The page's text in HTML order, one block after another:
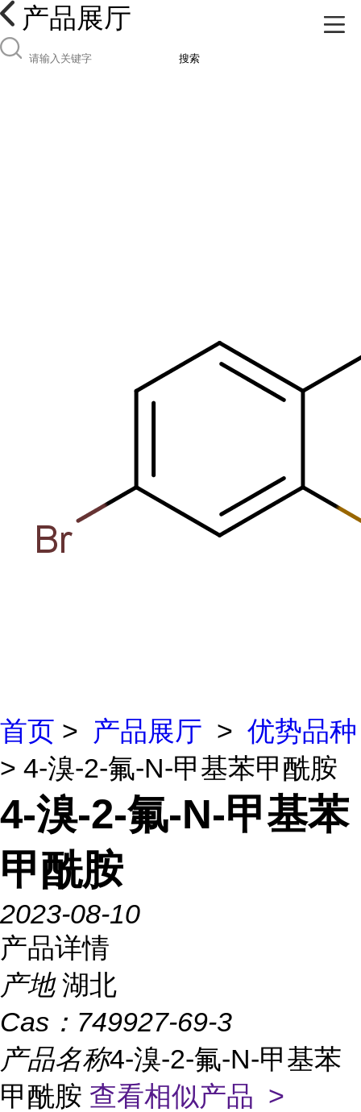
产品展厅
搜索
首页 > 产品展厅 > 优势品种
> 4-溴-2-氟-N-甲基苯甲酰胺
4-溴-2-氟-N-甲基苯
甲酰胺
2023-08-10
产品详情
产地 湖北
Cas： 749927-69-3
产品名称4-溴-2-氟-N-甲基苯
甲酰胺 查看相似产品 >